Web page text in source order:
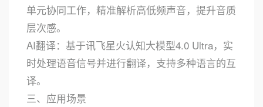
单元协同工作，精准解析高低频声音，提升音质
层次感。
AI翻译：基于讯飞星火认知大模型4.0 Ultra，实
时处理语音信号并进行翻译，支持多种语言的互
译。
三、应用场景